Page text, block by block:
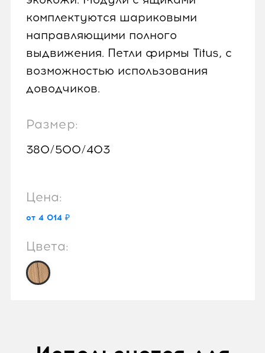
комплектуются шариковыми
направляющими полного
выдвижения. Петли фирмы Titus, с
возможностью использования
доводчиков.
Размер:
380/500/403
Цена:
от 4 014 ₽
Цвета: